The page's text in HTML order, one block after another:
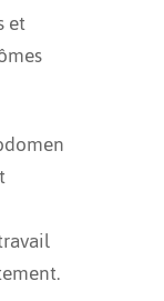
et